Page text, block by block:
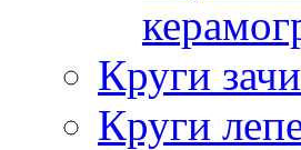
Круги
Круги